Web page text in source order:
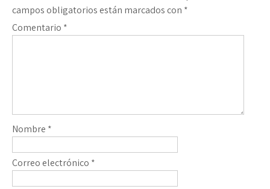
campos obligatorios están marcados con *
Comentario *
Nombre *
Correo electrónico *